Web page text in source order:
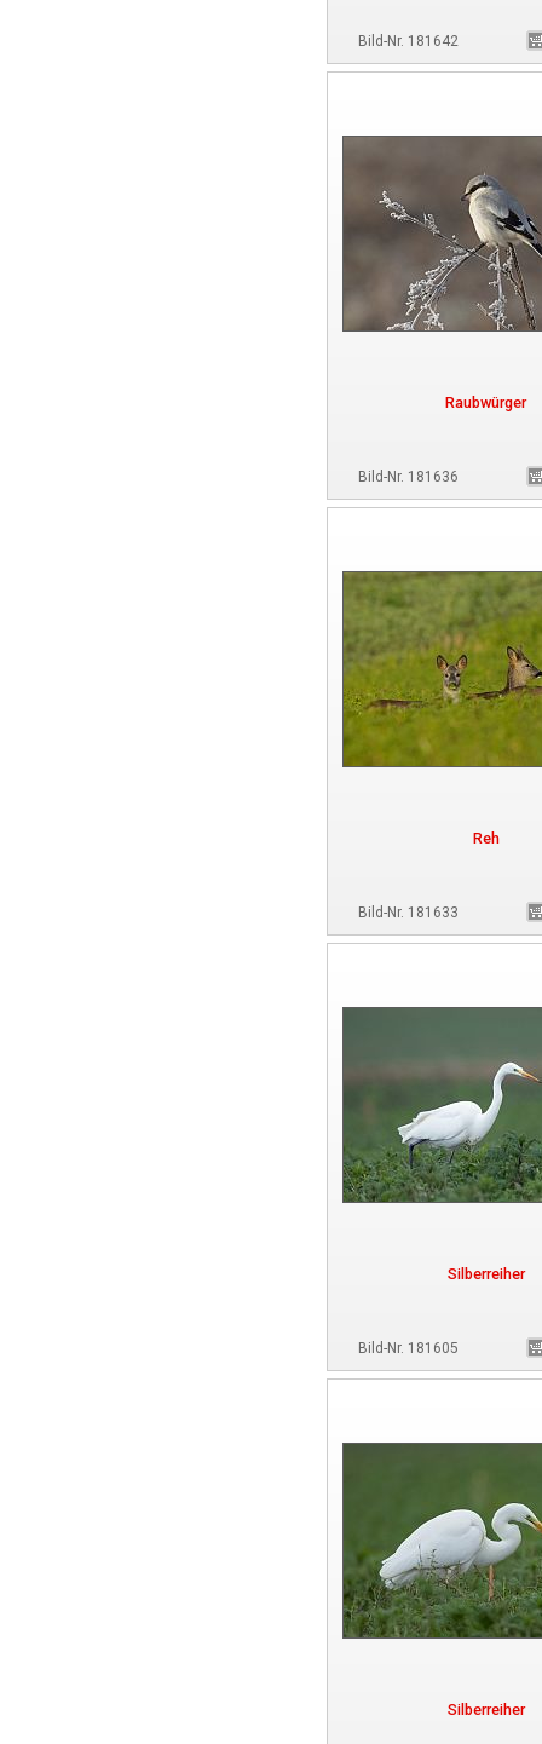
Bild-Nr. 181642
Raubwürger
Bild-Nr. 181636
Reh
Bild-Nr. 181633
Silberreiher
Bild-Nr. 181605
Silberreiher